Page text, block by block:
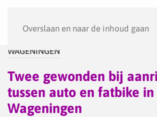
Overslaan en naar de inhoud gaan
WAGENINGEN
Twee gewonden bij
tussen auto en fatbike in
Wageningen